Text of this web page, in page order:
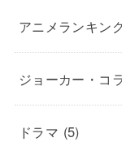
アニメランキン
ジョーカー・コ
ドラマ (5)